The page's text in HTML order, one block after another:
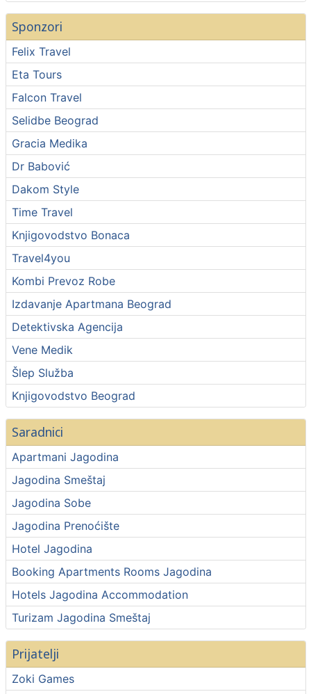
Sponzori
Felix Travel
Eta Tours
Falcon Travel
Selidbe Beograd
Gracia Medika
Dr Babović
Dakom Style
Time Travel
Knjigovodstvo Bonaca
Travel4you
Kombi Prevoz Robe
Izdavanje Apartmana Beograd
Detektivska Agencija
Vene Medik
Šlep Služba
Knjigovodstvo Beograd
Saradnici
Apartmani Jagodina
Jagodina Smeštaj
Jagodina Sobe
Jagodina Prenoćište
Hotel Jagodina
Booking Apartments Rooms Jagodina
Hotels Jagodina Accommodation
Turizam Jagodina Smeštaj
Prijatelji
Zoki Games